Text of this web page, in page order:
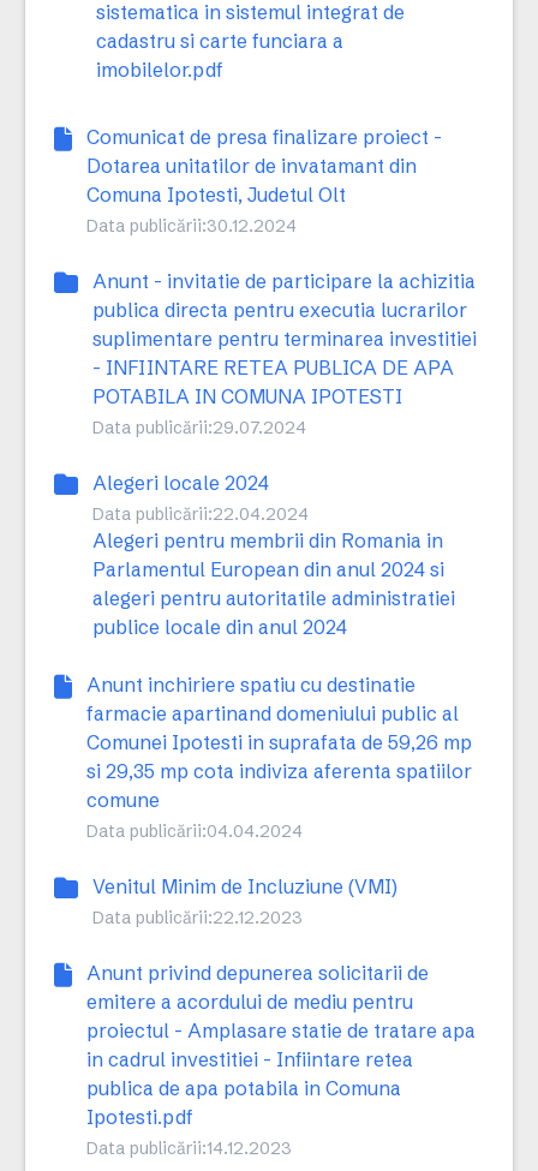
sistematica in sistemul integrat de
cadastru si carte funciara a
imobilelor.pdf
Comunicat de presa finalizare proiect -
Dotarea unitatilor de invatamant din
Comuna Ipotesti, Judetul Olt
Data publicării:30.12.2024
Anunt - invitatie de participare la achizitia
publica directa pentru executia lucrarilor
suplimentare pentru terminarea investitiei
- INFIINTARE RETEA PUBLICA DE APA
POTABILA IN COMUNA IPOTESTI
Data publicării:29.07.2024
Alegeri locale 2024
Data publicării:22.04.2024
Alegeri pentru membrii din Romania in
Parlamentul European din anul 2024 si
alegeri pentru autoritatile administratiei
publice locale din anul 2024
Anunt inchiriere spatiu cu destinatie
farmacie apartinand domeniului public al
Comunei Ipotesti in suprafata de 59,26 mp
si 29,35 mp cota indiviza aferenta spatiilor
comune
Data publicării:04.04.2024
Venitul Minim de Incluziune (VMI)
Data publicării:22.12.2023
Anunt privind depunerea solicitarii de
emitere a acordului de mediu pentru
proiectul - Amplasare statie de tratare apa
in cadrul investitiei - Infiintare retea
publica de apa potabila in Comuna
Ipotesti.pdf
Data publicării:14.12.2023